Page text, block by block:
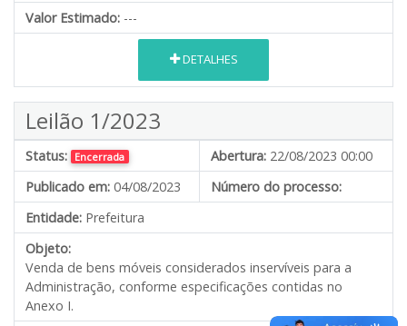
Valor Estimado: ---
DETALHES
Leilão 1/2023
Status: Encerrada Abertura: 22/08/2023 00:00
Publicado em: 04/08/2023
Número do processo:
Entidade: Prefeitura
Objeto:
Venda de bens móveis considerados inservíveis para a
Administração, conforme especificações contidas no
Anexo I.